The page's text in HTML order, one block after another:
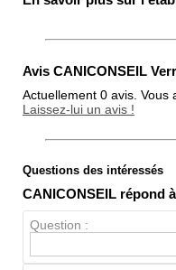
Avis CANICONSEIL
Actuellement 0 avis. Vous
Laissez-lui un avis !
Note globale
Questions des intéressés
CANICONSEIL répond
Question :